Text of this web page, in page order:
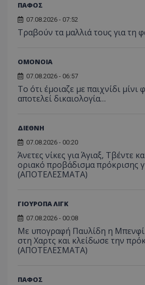
ΠΑΦΟΣ
07.08.2026 - 07:52
Τραβούν τα μαλλιά τους για τη
ΟΜΟΝΟΙΑ
07.08.2026 - 06:57
Το ότι έμοιαζε με παιχνίδι
αποτελεί δικαιολογία…
ΔΙΕΘΝΗ
07.08.2026 - 00:20
Άνετες νίκες για Άγιαξ, Τβέντε
οριακό προβάδισμα πρόκρισης
(ΑΠΟΤΕΛΕΣΜΑΤΑ)
ΓΙΟΥΡΟΠΑ ΛΙΓΚ
07.08.2026 - 00:08
Με υπογραφή Παυλίδη η
στη Χαρτς και κλείδωσε την
(ΑΠΟΤΕΛΕΣΜΑΤΑ)
ΠΑΦΟΣ